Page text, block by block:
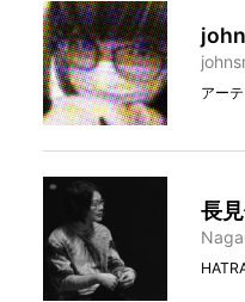
アー
長